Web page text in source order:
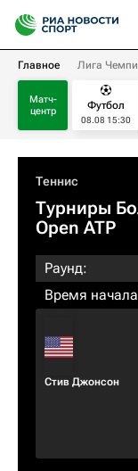
Главное Лига
Матч-
центр
Футбол
08.08 15:30
Теннис
Турниры
Open ATP
Раунд:
Время
Стив Джонсон